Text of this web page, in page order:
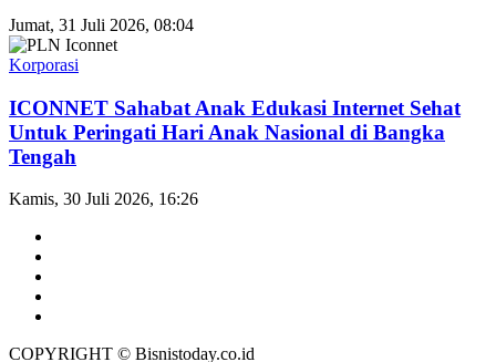
Jumat, 31 Juli 2026, 08:04
Korporasi
ICONNET Sahabat Anak Edukasi Internet Sehat
Untuk Peringati Hari Anak Nasional di Bangka
Tengah
Kamis, 30 Juli 2026, 16:26
COPYRIGHT © Bisnistoday.co.id